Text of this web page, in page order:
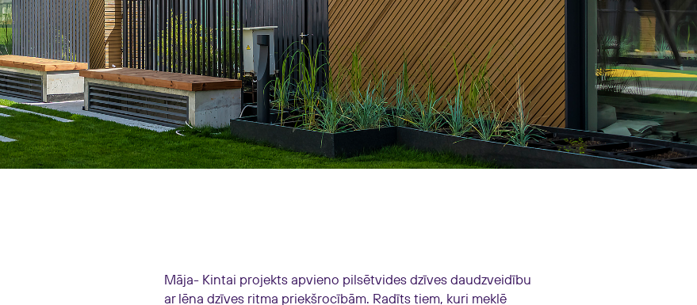
Māja- Kintai projekts apvieno pilsētvides dzīves daudzveidību
ar lēna dzīves ritma priekšrocībām. Radīts tiem, kuri meklē